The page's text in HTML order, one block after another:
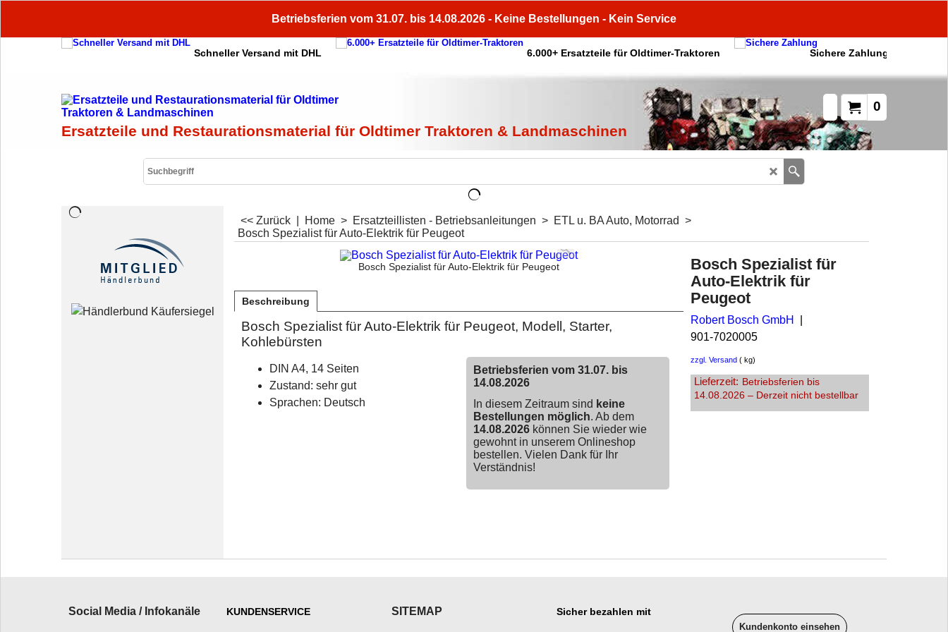
Betriebsferien vom 31.07. bis 14.08.2026 - Keine Bestellungen - Kein Service
Schneller Versand mit DHL 6.000+ Ersatzteile für Oldtimer-Traktoren Sichere Zahlung
0
Ersatzteile und Restaurationsmaterial für Oldtimer Traktoren & Landmaschinen
<< Zurück Home > Ersatzteillisten - Betriebsanleitungen > ETL u. BA Auto, Motorrad >
Bosch Spezialist für Auto-Elektrik für Peugeot
Bosch Spezialist für Auto-Elektrik für Peugeot
Bosch Spezialist für
Auto-Elektrik für
Peugeot
Robert Bosch GmbH
901-7020005
zzgl. Versand kg
Lieferzeit: Betriebsferien bis
14.08.2026 – Derzeit nicht bestellbar
Beschreibung
Bosch Spezialist für Auto-Elektrik für Peugeot, Modell, Starter,
Kohlebürsten
Betriebsferien vom 31.07. bis
14.08.2026
In diesem Zeitraum sind keine
Bestellungen möglich. Ab dem
14.08.2026können Sie wieder wie
gewohnt in unserem Onlineshop
bestellen. Vielen Dank für Ihr
Verständnis!
DIN A4, 14 Seiten
Zustand: sehr gut
Sprachen: Deutsch
Social Media / Infokanäle
KUNDENSERVICE
SITEMAP
Sicher bezahlen mit
Kundenkonto einsehen